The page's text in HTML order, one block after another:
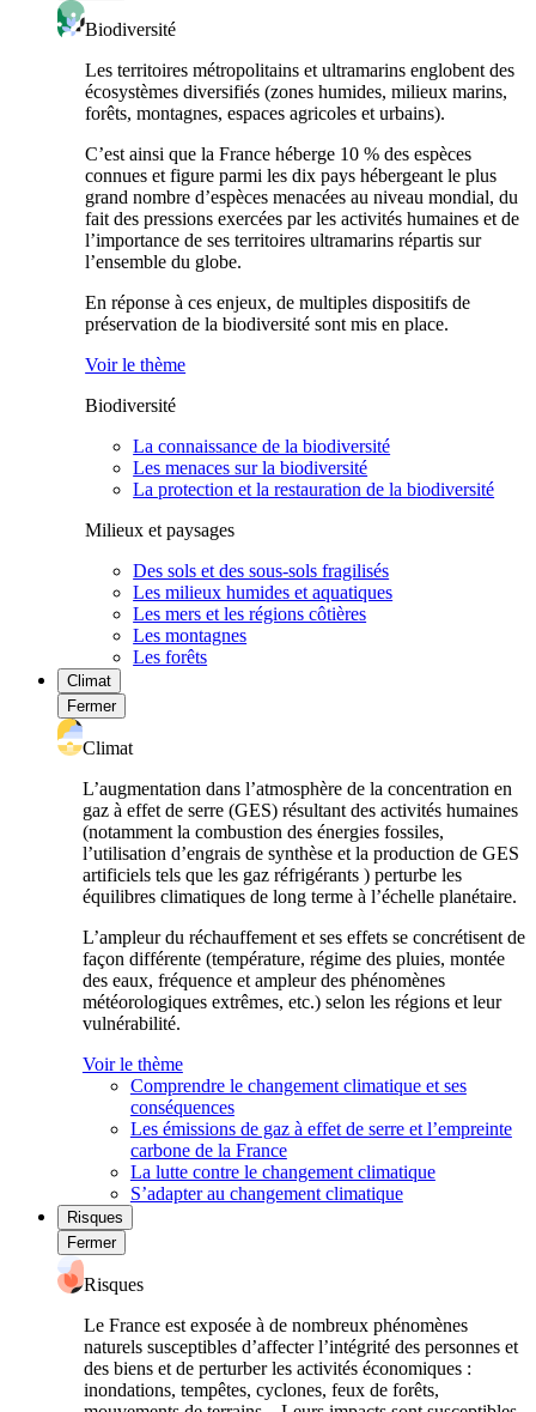
Biodiversité
Les territoires métropolitains et ultramarins englobent des
écosystèmes diversifiés (zones humides, milieux marins,
forêts, montagnes, espaces agricoles et urbains).
C’est ainsi que la France héberge 10 % des espèces
connues et figure parmi les dix pays hébergeant le plus
grand nombre d’espèces menacées au niveau mondial, du
fait des pressions exercées par les activités humaines et de
l’importance de ses territoires ultramarins répartis sur
l’ensemble du globe.
En réponse à ces enjeux, de multiples dispositifs de
préservation de la biodiversité sont mis en place.
Voir le thème
Biodiversité
La connaissance de la biodiversité
Les menaces sur la biodiversité
La protection et la restauration de la biodiversité
Milieux et paysages
Des sols et des sous-sols fragilisés
Les milieux humides et aquatiques
Les mers et les régions côtières
Les montagnes
Les forêts
Climat
Fermer
Climat
L’augmentation dans l’atmosphère de la concentration en
gaz à effet de serre (GES) résultant des activités humaines
(notamment la combustion des énergies fossiles,
l’utilisation d’engrais de synthèse et la production de GES
artificiels tels que les gaz réfrigérants ) perturbe les
équilibres climatiques de long terme à l’échelle planétaire.
L’ampleur du réchauffement et ses effets se concrétisent de
façon différente (température, régime des pluies, montée
des eaux, fréquence et ampleur des phénomènes
météorologiques extrêmes, etc.) selon les régions et leur
vulnérabilité.
Voir le thème
Comprendre le changement climatique et ses
conséquences
Les émissions de gaz à effet de serre et l’empreinte
carbone de la France
La lutte contre le changement climatique
S’adapter au changement climatique
Risques
Fermer
Risques
Le France est exposée à de nombreux phénomènes
naturels susceptibles d’affecter l’intégrité des personnes et
des biens et de perturber les activités économiques :
inondations, tempêtes, cyclones, feux de forêts,